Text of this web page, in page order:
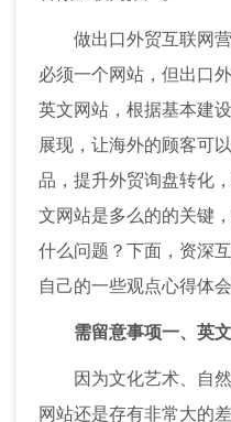
做出口外贸互联网
必须一个网站，但出口
英文网站，根据基本建
展现，让海外的顾客可
品，提升外贸询盘转化
文网站是多么的的关键
什么问题？下面，资深
自己的一些观点心得体
需留意事项一、英
因为文化艺术、自
网站还是存有非常大的